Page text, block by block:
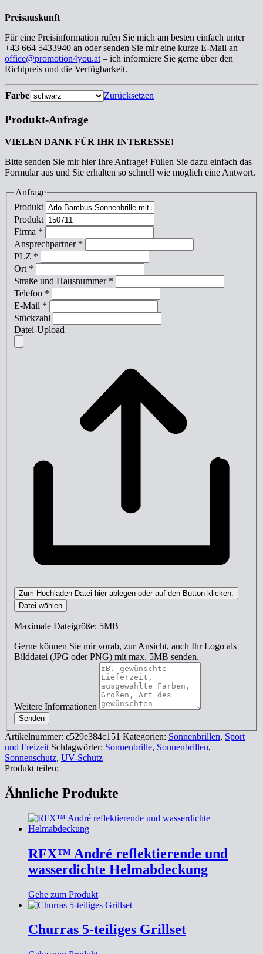
Preisauskunft
Für eine Preisinformation rufen Sie mich am besten einfach unter
+43 664 5433940 an oder senden Sie mir eine kurze E-Mail an
office@promotion4you.at – ich informiere Sie gerne über den
Richtpreis und die Verfügbarkeit.
Farbe Zurücksetzen
Produkt-Anfrage
VIELEN DANK FÜR IHR INTERESSE!
Bitte senden Sie mir hier Ihre Anfrage! Füllen Sie dazu einfach das
Formular aus und Sie erhalten so schnell wie möglich eine Antwort.
Anfrage
Produkt
Produkt
Firma *
Ansprechpartner *
PLZ *
Ort *
Straße und Hausnummer *
Telefon *
E-Mail *
Stückzahl
Datei-Upload
Zum Hochladen Datei hier ablegen oder auf den Button klicken.
Datei wählen
Maximale Dateigröße: 5MB
Gerne können Sie mir vorab, zur Ansicht, auch Ihr Logo als
Bilddatei (JPG oder PNG) mit max. 5MB senden.
Weitere Informationen
Senden
Artikelnummer: c529e384c151 Kategorien: Sonnenbrillen, Sport
und Freizeit Schlagwörter: Sonnenbrille, Sonnenbrillen,
Sonnenschutz, UV-Schutz
Produkt teilen:
Ähnliche Produkte
RFX™ André reflektierende und
wasserdichte Helmabdeckung
Gehe zum Produkt
Churras 5-teiliges Grillset